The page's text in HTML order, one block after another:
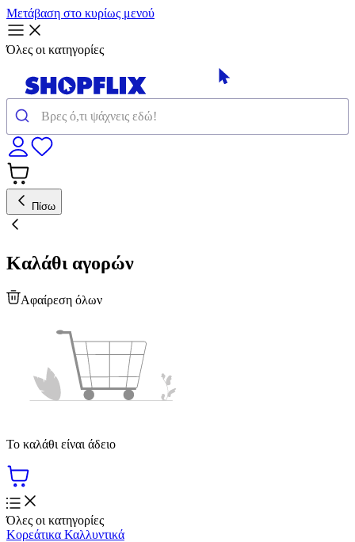
Μετάβαση στο κυρίως μενού
Όλες οι κατηγορίες
Πίσω
Καλάθι αγορών
Αφαίρεση όλων
Το καλάθι είναι άδειο
Όλες οι κατηγορίες
Κορεάτικα Καλλυντικά